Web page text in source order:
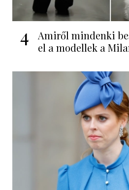
4
Amiről mindenki
el a modellek a